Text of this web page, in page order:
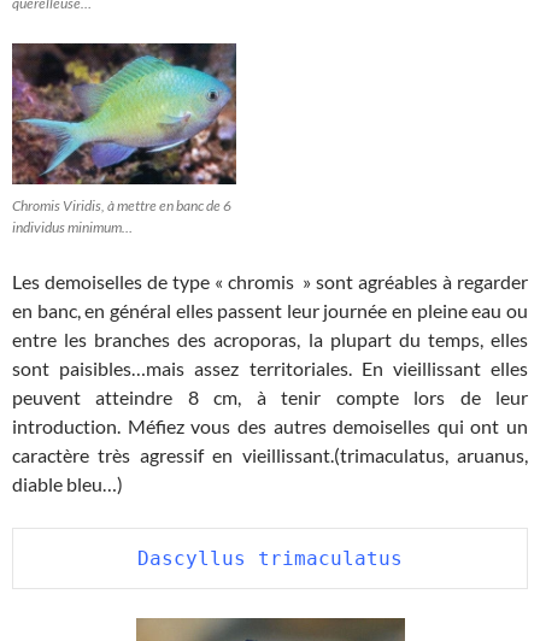
Chromis Viridis, à mettre en banc de 6
individus minimum…
Les demoiselles de type « chromis » sont agréables à regarder
en banc, en général elles passent leur journée en pleine eau ou
entre les branches des acroporas, la plupart du temps, elles
sont paisibles…mais assez territoriales. En vieillissant elles
peuvent atteindre 8 cm, à tenir compte lors de leur
introduction. Méfiez vous des autres demoiselles qui ont un
caractère très agressif en vieillissant.(trimaculatus, aruanus,
diable bleu…)
Dascyllus trimaculatus